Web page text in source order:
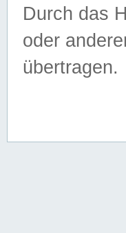
Durch das
oder
übertragen.